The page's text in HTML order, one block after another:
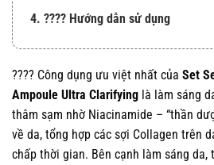
4. ???? Hướng dẫn sử dụng
???? Công dụng ưu việt nhất của Set
Ampoule Ultra Clarifying là làm sáng
thâm sạm nhờ Niacinamide – “thần
về da, tổng hợp các sợi Collagen trên
chấp thời gian. Bên cạnh làm sáng da,